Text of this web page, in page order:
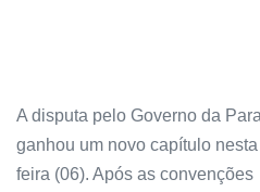
A disputa pelo Governo da
ganhou um novo capítulo
feira (06). Após as convenções